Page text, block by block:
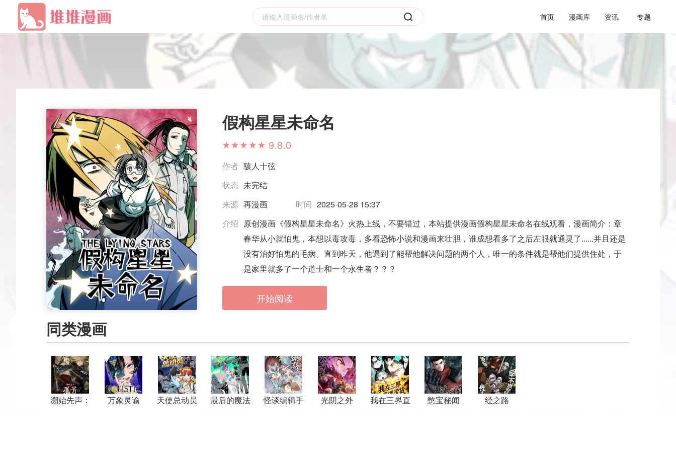
首页 漫画库 资讯 专题
假构星星未命名
9.8.0
作者 骇人十弦
状态 未完结
来源 再漫画 时间 2025-05-28 15:37
介绍 原创漫画《假构星星未命名》火热上线，不要错过，本站提供漫画假构星星未命名在线观看，漫画简介：章
春华从小就怕鬼，本想以毒攻毒，多看恐怖小说和漫画来壮胆，谁成想看多了之后左眼就通灵了......并且还是
没有治好怕鬼的毛病。直到昨天，他遇到了能帮他解决问题的两个人，唯一的条件就是帮他们提供住处，于
是家里就多了一个道士和一个永生者？？？
开始阅读
同类漫画
溯始先声：
万象灵谕 天使总动员
最后的魔法
怪谈编辑手
光阴之外
我在三界直
憋宝秘闻 经之路